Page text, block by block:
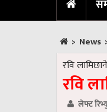
> News
रवि
रवि
लेफ्ट